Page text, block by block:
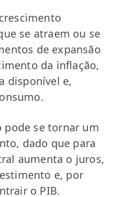
se atraem ou se
de expansão
da inflação,
disponível e,
pode se tornar um
dado que para
aumenta o juros,
e, por
o PIB.